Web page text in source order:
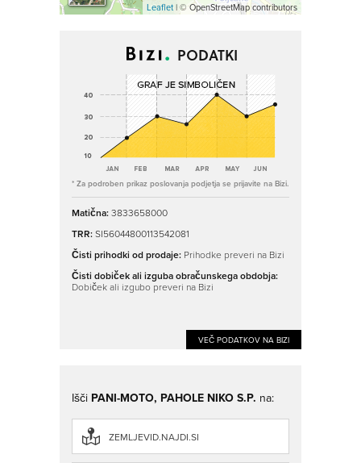
Leaflet| © OpenStreetMap contributors
PODATKI
* Za podroben prikaz poslovanja podjetja se prijavite na Bizi.
Matična:3833658000
TRR:SI56044800113542081
Čisti prihodki od prodaje: Prihodke preveri na Bizi
Čisti dobiček ali izguba obračunskega obdobja:
Dobiček ali izgubo preveri na Bizi
VEČ PODATKOV NA BIZI
Išči PANI-MOTO, PAHOLE NIKO S.P. na:
ZEMLJEVID.NAJDI.SI